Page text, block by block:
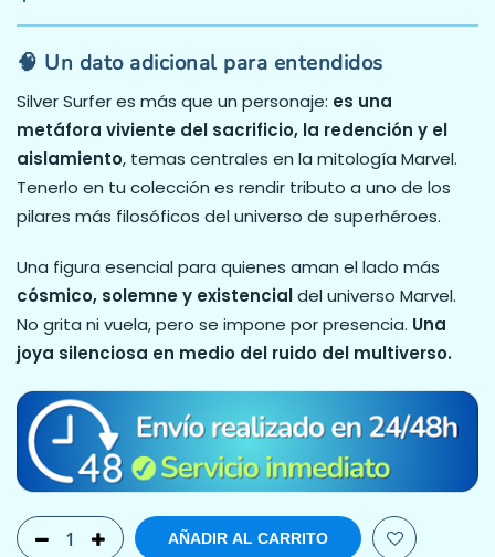
🧠 Un dato adicional para entendidos
Silver Surfer es más que un personaje: es una
metáfora viviente del sacrificio, la redención y el
aislamiento, temas centrales en la mitología Marvel.
Tenerlo en tu colección es rendir tributo a uno de los
pilares más filosóficos del universo de superhéroes.
Una figura esencial para quienes aman el lado más
cósmico, solemne y existencialdel universo Marvel.
No grita ni vuela, pero se impone por presencia. Una
joya silenciosa en medio del ruido del multiverso.
AÑADIR AL CARRITO